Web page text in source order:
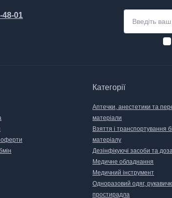
48-01
оферти
Категорії
Аптечки, анестетики та
матеріали
Взяття і транспортування
матеріалу
Дезінфікуючі засоби та
Медичне обладнання
Медичний інструмент
Одноразовий одяг,
простирадла